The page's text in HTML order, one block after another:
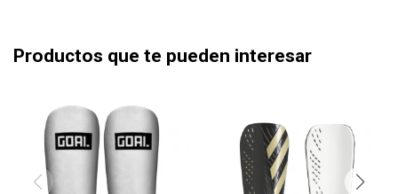
Productos que te pueden interesar